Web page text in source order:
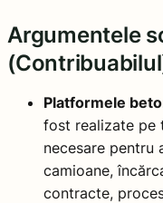
Argumentele
Platformele
fost realizate pe
necesare pentru
camioane,
contracte,